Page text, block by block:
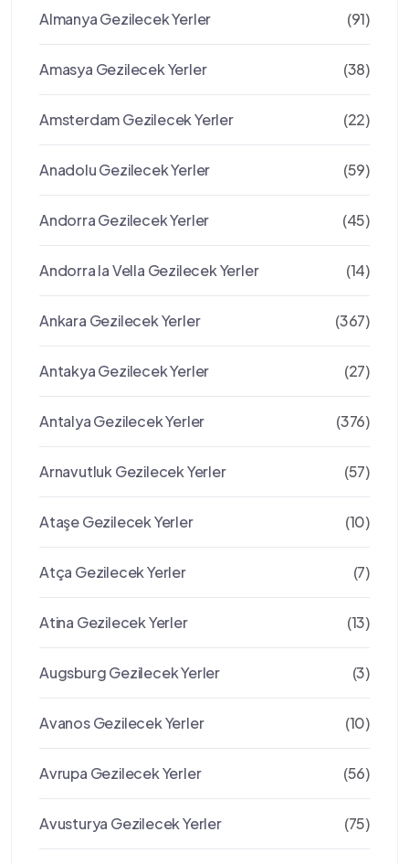
Almanya Gezilecek Yerler (91)
Amasya Gezilecek Yerler (38)
Amsterdam Gezilecek Yerler (22)
Anadolu Gezilecek Yerler (59)
Andorra Gezilecek Yerler (45)
Andorra la Vella Gezilecek Yerler (14)
Ankara Gezilecek Yerler (367)
Antakya Gezilecek Yerler (27)
Antalya Gezilecek Yerler (376)
Arnavutluk Gezilecek Yerler (57)
Ataşe Gezilecek Yerler (10)
Atça Gezilecek Yerler (7)
Atina Gezilecek Yerler (13)
Augsburg Gezilecek Yerler (3)
Avanos Gezilecek Yerler (10)
Avrupa Gezilecek Yerler (56)
Avusturya Gezilecek Yerler (75)